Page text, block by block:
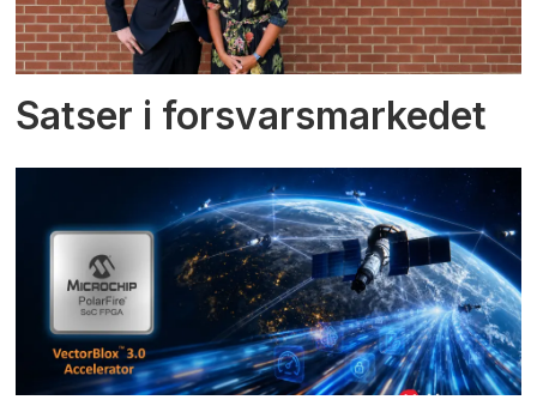
Satser i forsvarsmarkedet